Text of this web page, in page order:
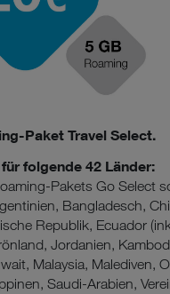
Paket Travel Select.
folgende 42 Länder:
Pakets Go Select
Bangladesch,
Republik, Ecuador
Jordanien,
Malaysia, Malediven,
Saudi-Arabien,